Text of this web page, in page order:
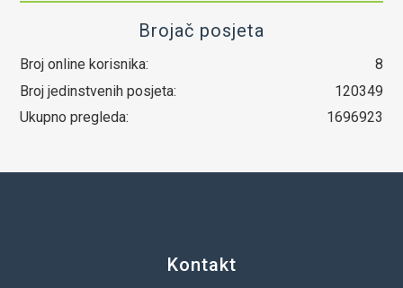
Brojač posjeta
Broj online korisnika:
8
Broj jedinstvenih posjeta:
120349
Ukupno pregleda:
1696923
Kontakt